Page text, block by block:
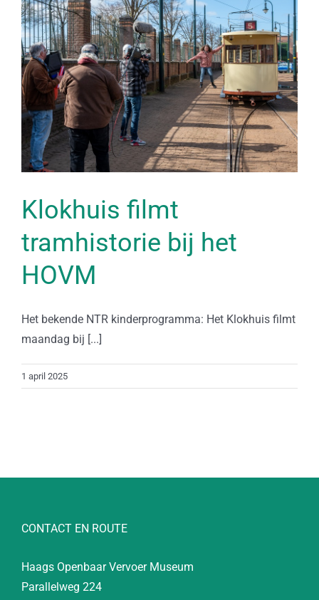
Klokhuis filmt
tramhistorie bij het
HOVM
Het bekende NTR kinderprogramma: Het Klokhuis filmt
maandag bij [...]
1 april 2025
CONTACT EN ROUTE
Haags Openbaar Vervoer Museum
Parallelweg 224